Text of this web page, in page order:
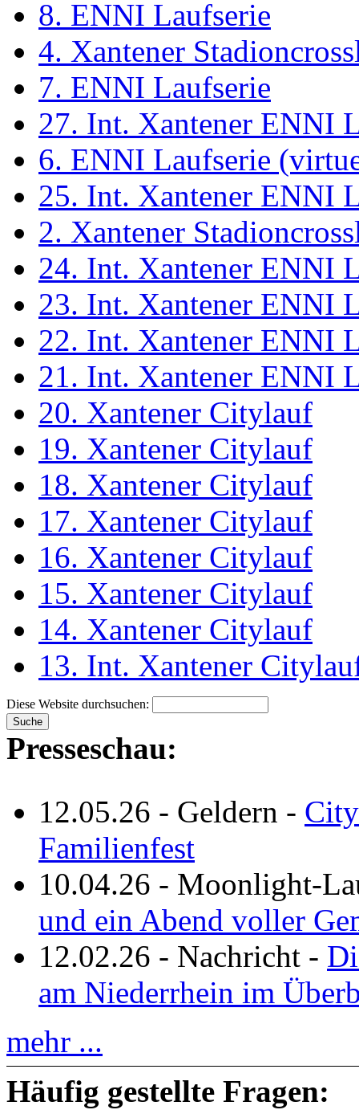
8. ENNI Laufserie
4. Xantener
7. ENNI Laufserie
27. Int. Xantener ENNI
6. ENNI Laufserie
25. Int. Xantener ENNI
2. Xantener
24. Int. Xantener ENNI
23. Int. Xantener ENNI
22. Int. Xantener ENNI
21. Int. Xantener ENNI
20. Xantener Citylauf
19. Xantener Citylauf
18. Xantener Citylauf
17. Xantener Citylauf
16. Xantener Citylauf
15. Xantener Citylauf
14. Xantener Citylauf
13. Int. Xantener
Diese Website durchsuchen:
Presseschau:
12.05.26 - Geldern -
Familienfest
10.04.26 - Moonlight-
und ein Abend voller
12.02.26 - Nachricht -
am Niederrhein im
mehr ...
Häufig gestellte Fragen: